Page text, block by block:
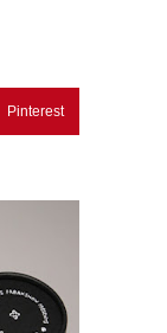
Pinterest